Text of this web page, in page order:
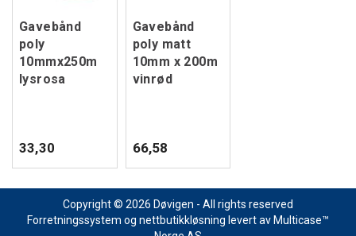
Gavebånd
poly
10mmx250m
lysrosa
33,30
Gavebånd
poly matt
10mm x 200m
vinrød
66,58
Copyright © 2026 Døvigen - All rights reserved
Forretningssystem og nettbutikkløsning levert av Multicase™